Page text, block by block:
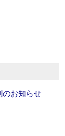
のお知らせ